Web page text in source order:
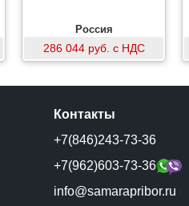
Россия
286 044 руб. с НДС
Контакты
+7(846)243-73-36
+7(962)603-73-36
info@samarapribor.ru